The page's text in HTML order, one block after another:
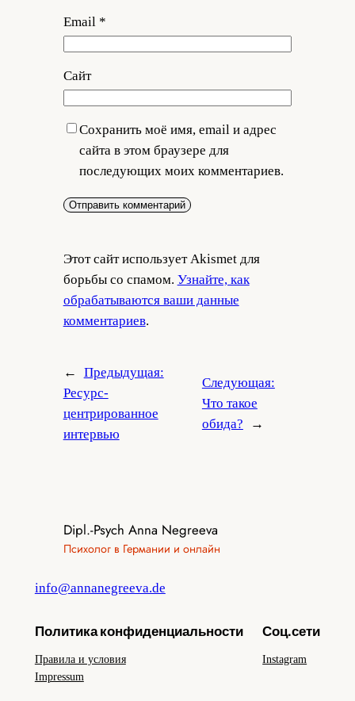
Email *
Сайт
Сохранить моё имя, email и адрес
сайта в этом браузере для
последующих моих комментариев.
Этот сайт использует Akismet для
борьбы со спамом. Узнайте, как
обрабатываются ваши данные
комментариев.
←
Предыдущая:
Ресурс-
центрированное
интервью
Следующая:
Что такое
обида?
→
Dipl.-Psych Anna Negreeva
Психолог в Германии и онлайн
info@annanegreeva.de
Политика конфиденциальности
Правила и условия
Impressum
Соц.сети
Instagram